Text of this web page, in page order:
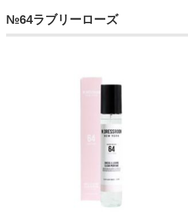
№64ラブリーローズ